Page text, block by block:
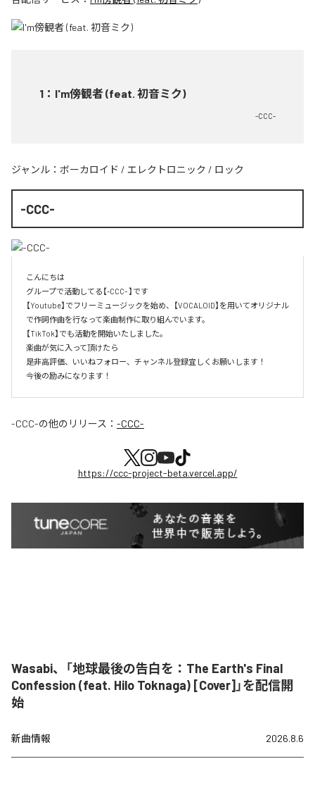
1 ： I'm傍観者 (feat. 初音ミク)
-CCC-
ジャンル： ボーカロイド / エレクトロニック / ロック
-CCC-
こんにちは
グループで活動してる【-CCC- 】です
【Youtube】でフリーミュージックを始め、【VOCALOID】を用いてオリジナル
で作詞作曲を行なって楽曲制作に取り組んでいます。
【TikTok】でも活動を開始いたしました。
楽曲が気に入って頂けたら
是非高評価、いいねフォロー、チャンネル登録宜しくお願いします！
今後の励みになります！
-CCC-の他のリリース： -CCC-
https://ccc-project-beta.vercel.app/
Wasabi、「地球最後の告白を：The Earth's Final
Confession (feat. Hilo Toknaga) [Cover]」を配信開
始
新曲情報 2026.8.6